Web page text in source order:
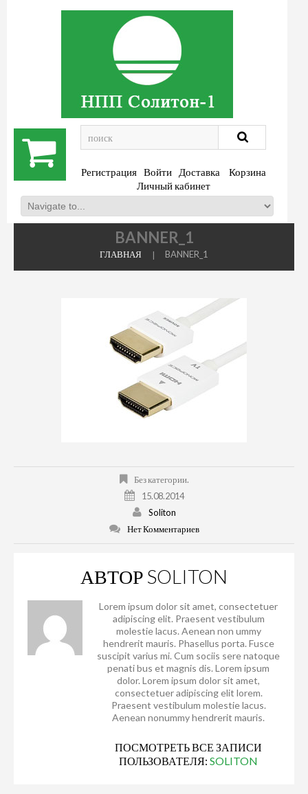
Регистрация Войти Доставка
Корзина
Личный кабинет
BANNER_1
ГЛАВНАЯ BANNER_1
Без категории.
15.08.2014
Soliton
Нет Комментариев
АВТОР SOLITON
Lorem ipsum dolor sit amet, consectetuer
adipiscing elit. Praesent vestibulum
molestie lacus. Aenean non ummy
hendrerit mauris. Phasellus porta. Fusce
suscipit varius mi. Cum sociis sere natoque
penati bus et magnis dis. Lorem ipsum
dolor. Lorem ipsum dolor sit amet,
consectetuer adipiscing elit lorem.
Praesent vestibulum molestie lacus.
Aenean nonummy hendrerit mauris.
ПОСМОТРЕТЬ ВСЕ ЗАПИСИ
ПОЛЬЗОВАТЕЛЯ: SOLITON